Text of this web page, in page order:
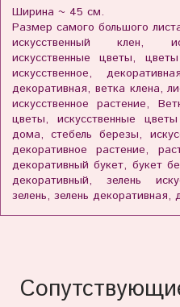
Ширина ~ 45 см.
Размер самого большого
искусственный клен,
искусственные цветы,
искусственное,
декоративная, ветка клена,
искусственное растение,
цветы, искусственные
дома, стебель березы,
декоративное растение,
декоративный букет, букет
декоративный, зелень
зелень, зелень декоративная,